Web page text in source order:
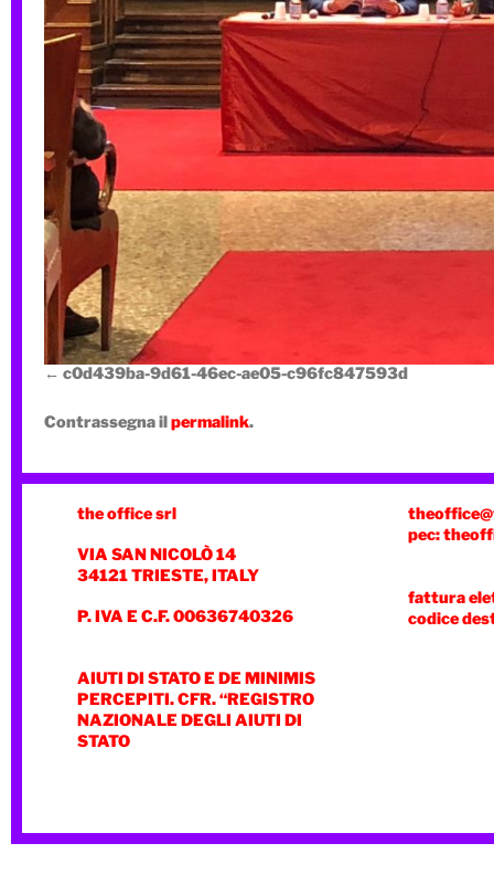
c0d439ba-9d61-46ec-ae05-c96fc847593d
Contrassegna ilpermalink.
the office srl
VIA SAN NICOLÒ 14
34121 TRIESTE, ITALY
P. IVA E C.F. 00636740326
AIUTI DI STATO E DE MINIMIS
PERCEPITI. CFR. “REGISTRO
NAZIONALE DEGLI AIUTI DI
STATO
pec:
fattura
codice